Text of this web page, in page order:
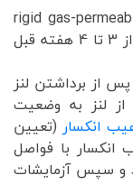
(rigid gas-
lenses ) استفاده مي کنيد، حد اقل از 3 تا 4 هفته قبل
از برداشتن لنز
لنز به وضعيت
انکسار (تعيين
با فواصل
و سپس آزمايشات